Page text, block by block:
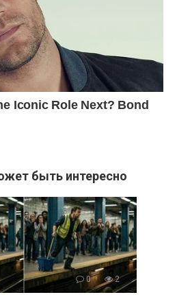
быть интересно
0 2